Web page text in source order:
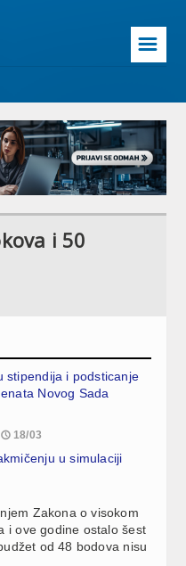
☰
i 50
stipendija i podsticanje
Novog Sada
18/03
u simulaciji
Zakona o visokom
i ove godine ostalo šest
od 48 bodova nisu